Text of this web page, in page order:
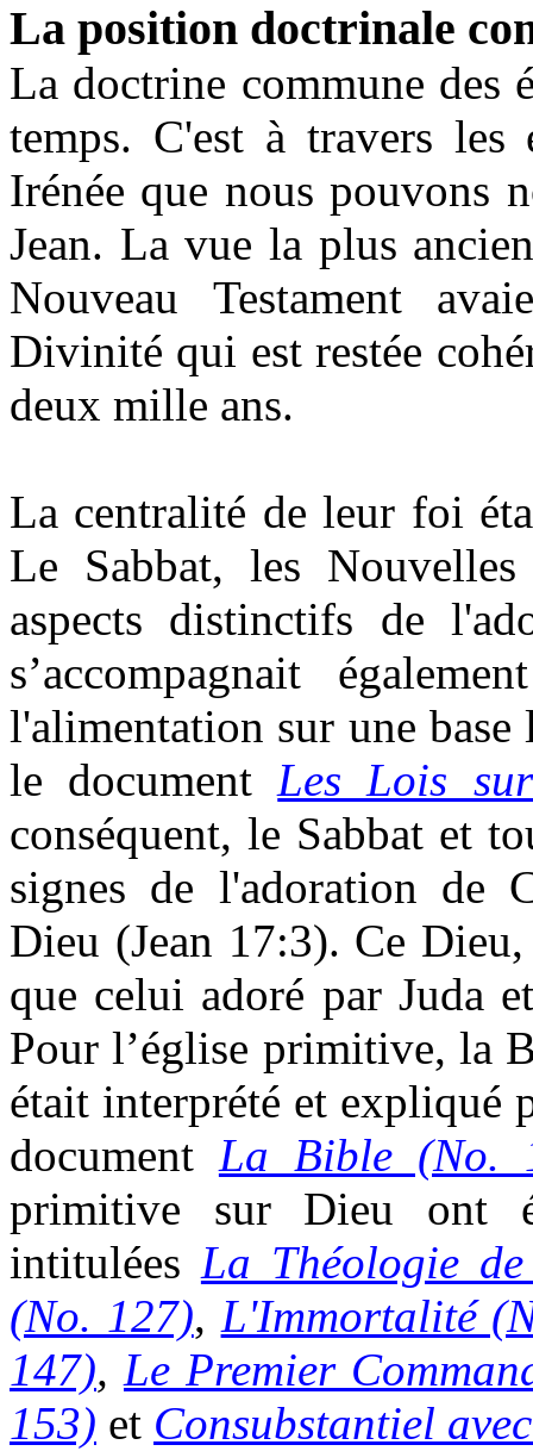
La position doctrinale
La doctrine commune des
temps. C'est à travers les
Irénée que nous pouvons
Jean. La vue la plus
Nouveau Testament
Divinité qui est restée
deux mille ans.
La centralité de leur foi
Le Sabbat, les
aspects distinctifs de
s’accompagnait
l'alimentation sur une
le documentLes Lois
conséquent, le Sabbat et
signes de l'adoration de
Dieu (Jean 17:3). Ce
que celui adoré par Juda
Pour l’église primitive, la
était interprété et expliqué
document La Bible (No.
primitive sur Dieu ont
intitulées La Théologie
(No. 127), L'Immortalité
147), Le Premier
153) et Consubstantiel